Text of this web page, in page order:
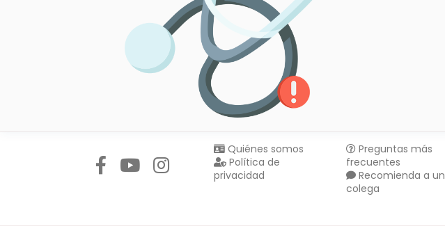
Quiénes somos
Política de
privacidad
Preguntas más
frecuentes
Recomienda a un
colega